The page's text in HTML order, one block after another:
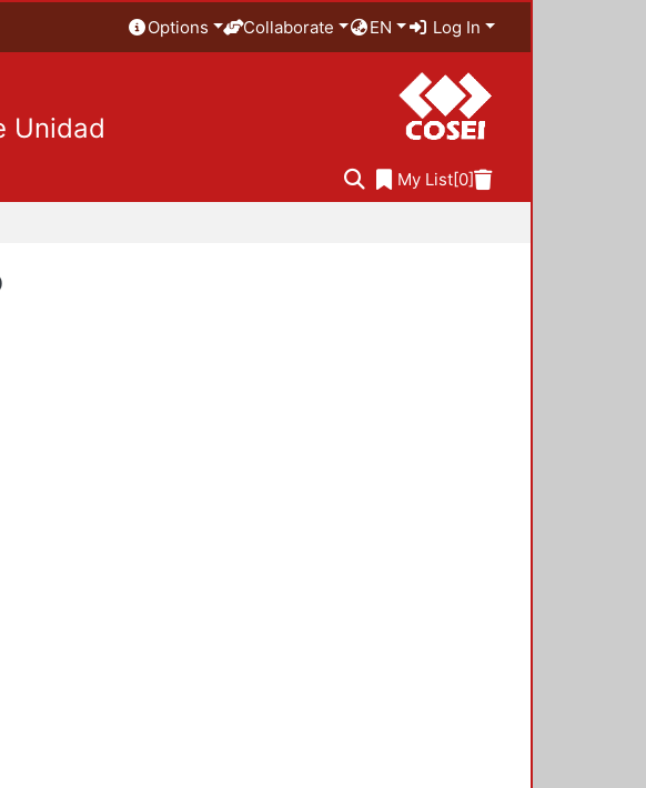
Options Collaborate EN Log In
Unidad
My List[0]